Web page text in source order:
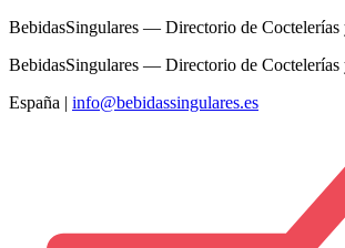
BebidasSingulares — Directorio de Coctelerías
BebidasSingulares — Directorio de Coctelerías
España | info@bebidassingulares.es